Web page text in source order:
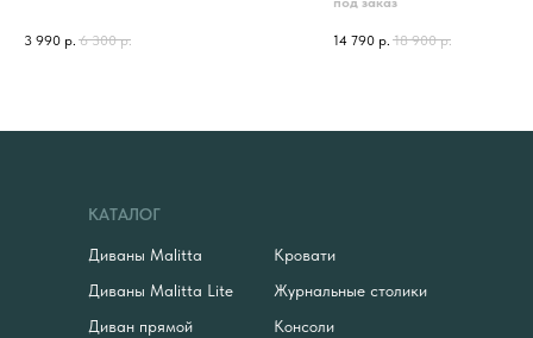
3 990 р. 6 300 р. 14 790 р. 18 900 р.
КАТАЛОГ
Диваны Malitta Кровати
Журнальные столики
Консоли
Диваны Malitta Lite
Диван прямой